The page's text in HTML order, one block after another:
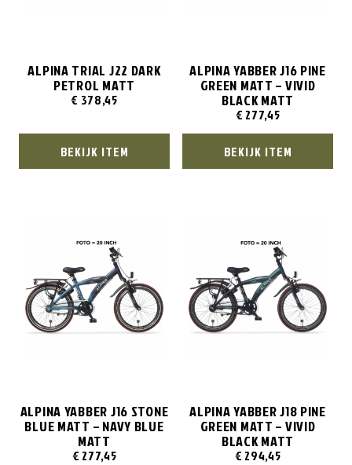
ALPINA TRIAL J22 DARK
PETROL MATT
€ 378,45
BEKIJK ITEM
ALPINA YABBER J16 PINE
GREEN MATT – VIVID
BLACK MATT
€ 277,45
BEKIJK ITEM
ALPINA YABBER J16 STONE
BLUE MATT – NAVY BLUE
MATT
€ 277,45
ALPINA YABBER J18 PINE
GREEN MATT – VIVID
BLACK MATT
€ 294,45